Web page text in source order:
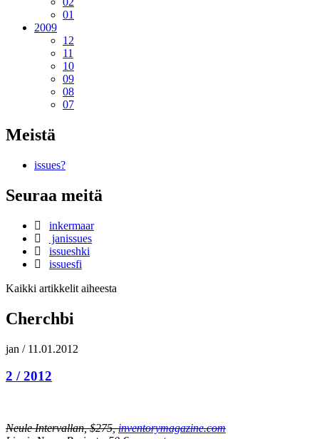
01
2009
12
11
10
09
08
07
Meistä
issues?
Seuraa meitä
inkermaar
janissues
issueshki
issuesfi
Kaikki artikkelit aiheesta
Cherchbi
jan / 11.01.2012
2 / 2012
Neule Intervallan, $275,inventorymagazine.com